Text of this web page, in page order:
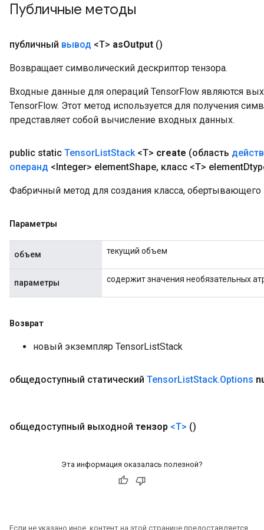
Публичные методы
публичный вывод <T> asOutput ()
Возвращает символический дескриптор тензора.
Входные данные для операций TensorFlow являются
TensorFlow. Этот метод используется для получения
представляет собой вычисление входных данных.
public static TensorListStack<T> create (область
операнд <Integer> elementShape, класс <T> element
Фабричный метод для создания класса,
Параметры
объем текущий объем
параметры содержит значения необязательных
Возврат
новый экземпляр TensorListStack
общедоступный статический TensorListStack.Options
общедоступный выходной тензор <T> ()
Эта информация оказалась полезной?
Если не указано иное, контент на этой странице предоставляется